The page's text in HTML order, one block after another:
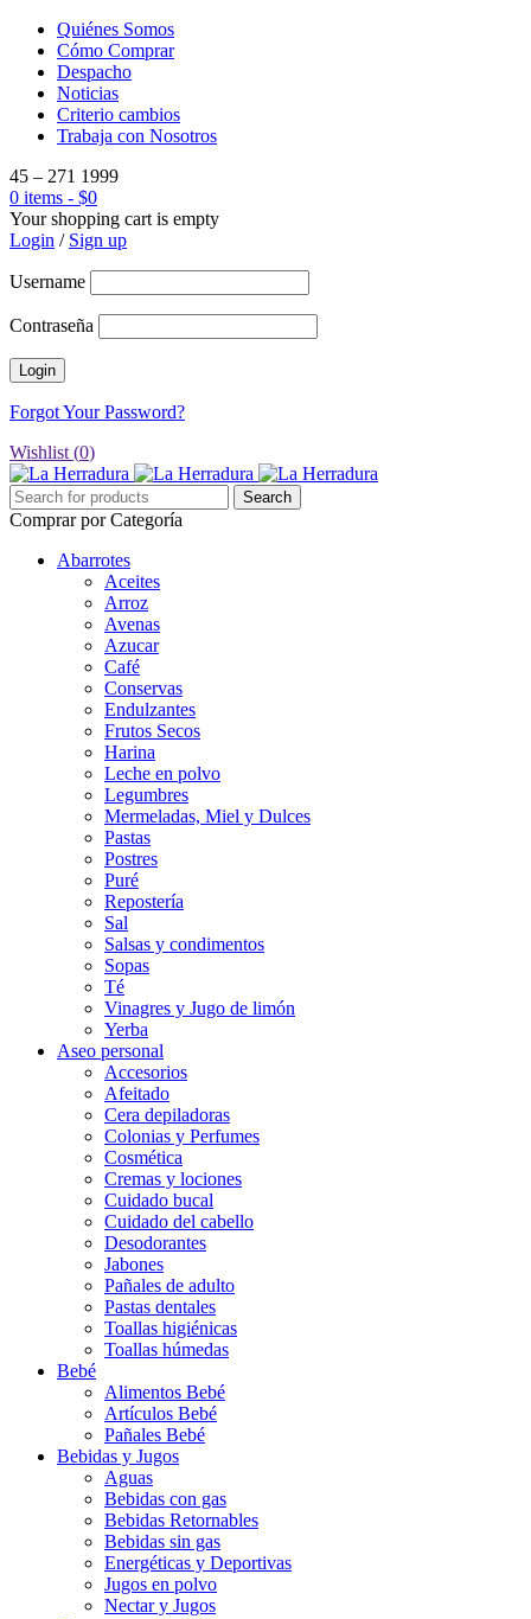
Quiénes Somos
Cómo Comprar
Despacho
Noticias
Criterio cambios
Trabaja con Nosotros
45 – 271 1999
0 items - $0
Your shopping cart is empty
Login / Sign up
Username
Contraseña
Forgot Your Password?
Wishlist (0)
Comprar por Categoría
Abarrotes
Aceites
Arroz
Avenas
Azucar
Café
Conservas
Endulzantes
Frutos Secos
Harina
Leche en polvo
Legumbres
Mermeladas, Miel y Dulces
Pastas
Postres
Puré
Repostería
Sal
Salsas y condimentos
Sopas
Té
Vinagres y Jugo de limón
Yerba
Aseo personal
Accesorios
Afeitado
Cera depiladoras
Colonias y Perfumes
Cosmética
Cremas y lociones
Cuidado bucal
Cuidado del cabello
Desodorantes
Jabones
Pañales de adulto
Pastas dentales
Toallas higiénicas
Toallas húmedas
Bebé
Alimentos Bebé
Artículos Bebé
Pañales Bebé
Bebidas y Jugos
Aguas
Bebidas con gas
Bebidas Retornables
Bebidas sin gas
Energéticas y Deportivas
Jugos en polvo
Nectar y Jugos